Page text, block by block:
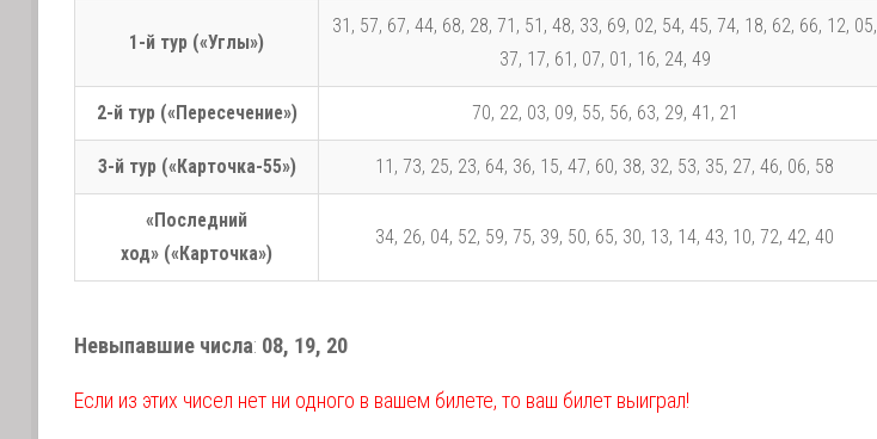
1-й тур («Углы»)
31, 57, 67, 44, 68, 28, 71, 51, 48, 33, 69, 02, 54, 45, 74, 18, 62, 66, 12, 05,
37, 17, 61, 07, 01, 16, 24, 49
2-й тур («Пересечение») 70, 22, 03, 09, 55, 56, 63, 29, 41, 21
3-й тур («Карточка-55») 11, 73, 25, 23, 64, 36, 15, 47, 60, 38, 32, 53, 35, 27, 46, 06, 58
«Последний
ход» («Карточка»)
34, 26, 04, 52, 59, 75, 39, 50, 65, 30, 13, 14, 43, 10, 72, 42, 40
Невыпавшие числа: 08, 19, 20
Если из этих чисел нет ни одного в вашем билете, то ваш билет выиграл!